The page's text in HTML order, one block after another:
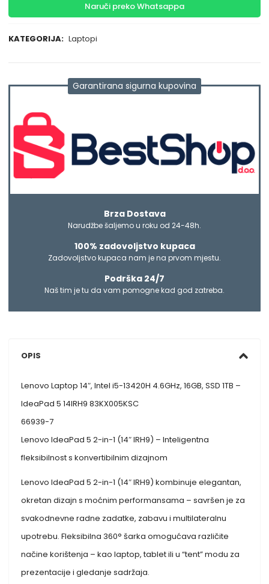
Naruči preko Whatsappa
KATEGORIJA: Laptopi
Garantirana sigurna kupovina
Brza Dostava
Narudžbe šaljemo u roku od 24-48h.
100% zadovoljstvo kupaca
Zadovoljstvo kupaca nam je na prvom mjestu.
Podrška 24/7
Naš tim je tu da vam pomogne kad god zatreba.
OPIS
Lenovo Laptop 14″, Intel i5-13420H 4.6GHz, 16GB, SSD 1TB –
IdeaPad 5 14IRH9 83KX005KSC
66939-7
Lenovo IdeaPad 5 2-in-1 (14″ IRH9) – Inteligentna
fleksibilnost s konvertibilnim dizajnom
Lenovo IdeaPad 5 2-in-1 (14″ IRH9) kombinuje elegantan,
okretan dizajn s moćnim performansama – savršen je za
svakodnevne radne zadatke, zabavu i multilateralnu
upotrebu. Fleksibilna 360° šarka omogućava različite
načine korištenja – kao laptop, tablet ili u “tent” modu za
prezentacije i gledanje sadržaja.